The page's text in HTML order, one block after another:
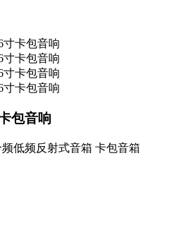
包音响
频低频反射式音箱 卡包音箱